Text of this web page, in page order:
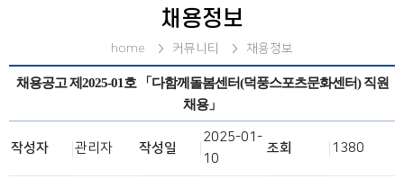
채용정보
home 커뮤니티 채용정보
채용공고 제2025-01호 「다함께돌봄센터(덕풍스포츠문화센터) 직원
채용」
작성자 관리자 작성일
2025-01-
10
조회 1380